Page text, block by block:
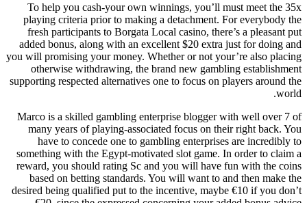
To help you cash-your own winnings, you’ll must meet the 35x
playing criteria prior to making a detachment. For everybody the
fresh participants to Borgata Local casino, there’s a pleasant put
added bonus, along with an excellent $20 extra just for doing and
you will promising your money. Whether or not your’re also placing
otherwise withdrawing, the brand new gambling establishment
supporting respected alternatives one to focus on players around the
world.
Marco is a skilled gambling enterprise blogger with well over 7 of
many years of playing-associated focus on their right back. You
have to concede one to gambling enterprises are incredibly to
something with the Egypt-motivated slot game. In order to claim a
reward, you should rating Sc and you will have fun with the coins
based on betting standards. You will want to and then make the
desired being qualified put to the incentive, maybe €10 if you don’t